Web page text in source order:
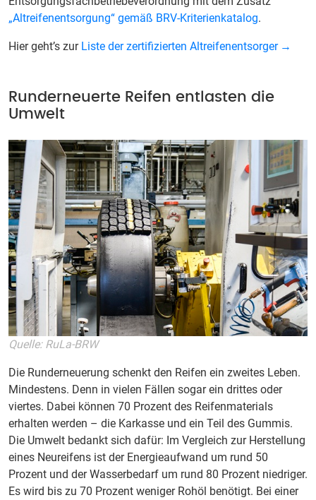
„Altreifenentsorgung“ gemäß BRV-Kriterienkatalog.
Hier geht’s zur Liste der zertifizierten Altreifenentsorger
Runderneuerte Reifen entlasten die
Umwelt
Die Runderneuerung schenkt den Reifen ein zweites Leben.
Mindestens. Denn in vielen Fällen sogar ein drittes oder
viertes. Dabei können 70 Prozent des Reifenmaterials
erhalten werden – die Karkasse und ein Teil des Gummis.
Die Umwelt bedankt sich dafür: Im Vergleich zur Herstellung
eines Neureifens ist der Energieaufwand um rund 50
Prozent und der Wasserbedarf um rund 80 Prozent niedriger.
Es wird bis zu 70 Prozent weniger Rohöl benötigt. Bei einer
Quelle: RuLa-BRW